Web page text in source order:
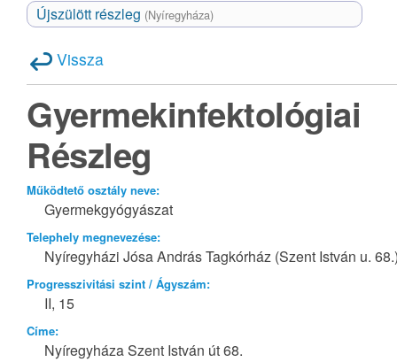
Újszülött részleg (Nyíregyháza)
Vissza
Gyermekinfektológiai
Részleg
Működtető osztály neve:
Gyermekgyógyászat
Telephely megnevezése:
Nyíregyházi Jósa András Tagkórház (Szent István u.
Progresszivitási szint / Ágyszám:
II, 15
Címe:
Nyíregyháza Szent István út 68.